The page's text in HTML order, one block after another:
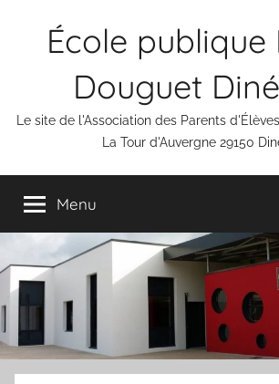
École publique
Douguet
Le site de l'Association des Parents
La Tour d'Auvergne 29150
Menu